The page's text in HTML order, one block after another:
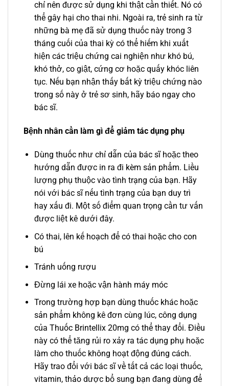
chỉ nên được sử dụng khi thật cần thiết. Nó có
thể gây hại cho thai nhi. Ngoài ra, trẻ sinh ra từ
những bà mẹ đã sử dụng thuốc này trong 3
tháng cuối của thai kỳ có thể hiếm khi xuất
hiện các triệu chứng cai nghiện như khó bú,
khó thở, co giật, cứng cơ hoặc quấy khóc liên
tục. Nếu bạn nhận thấy bất kỳ triệu chứng nào
trong số này ở trẻ sơ sinh, hãy báo ngay cho
bác sĩ.
Bệnh nhân cần làm gì để giảm tác dụng phụ
Dùng thuốc như chỉ dẫn của bác sĩ hoặc theo
hướng dẫn được in ra đi kèm sản phẩm. Liều
lượng phụ thuộc vào tình trạng của bạn. Hãy
nói với bác sĩ nếu tình trạng của bạn duy trì
hay xấu đi. Một số điểm quan trọng cần tư vấn
được liệt kê dưới đây.
Có thai, lên kế hoạch để có thai hoặc cho con
bú
Tránh uống rượu
Đừng lái xe hoặc vận hành máy móc
Trong trường hợp bạn dùng thuốc khác hoặc
sản phẩm không kê đơn cùng lúc, công dụng
của Thuốc Brintellix 20mg có thể thay đổi. Điều
này có thể tăng rủi ro xảy ra tác dụng phụ hoặc
làm cho thuốc không hoạt động đúng cách.
Hãy trao đổi với bác sĩ về tất cả các loại thuốc,
vitamin, thảo dược bổ sung bạn đang dùng để